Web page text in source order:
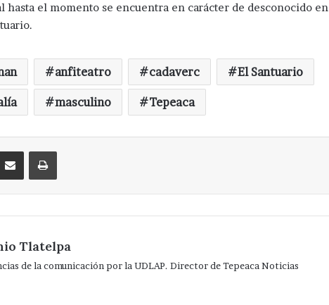
hasta el momento se encuentra en carácter de desconocido en
anfiteatro cadaverc El Santuario
masculino Tepeaca
Compartir via CorreoImprimir
Tlatelpa
de la comunicación por la UDLAP. Director de Tepeaca Noticias